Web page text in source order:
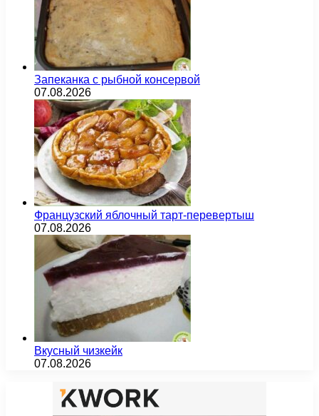
Запеканка с рыбной консервой
07.08.2026
Французский яблочный тарт-перевертыш
07.08.2026
Вкусный чизкейк
07.08.2026